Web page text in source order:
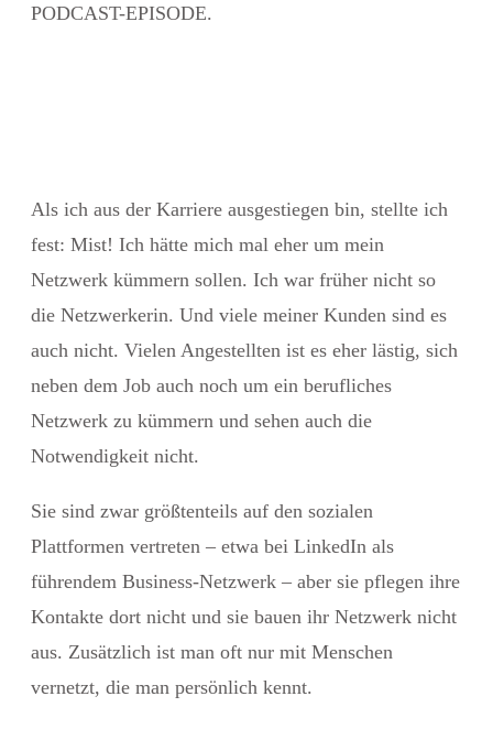
PODCAST-EPISODE.
Als ich aus der Karriere ausgestiegen bin, stellte ich
fest: Mist! Ich hätte mich mal eher um mein
Netzwerk kümmern sollen. Ich war früher nicht so
die Netzwerkerin. Und viele meiner Kunden sind es
auch nicht. Vielen Angestellten ist es eher lästig, sich
neben dem Job auch noch um ein berufliches
Netzwerk zu kümmern und sehen auch die
Notwendigkeit nicht.
Sie sind zwar größtenteils auf den sozialen
Plattformen vertreten – etwa bei LinkedIn als
führendem Business-Netzwerk – aber sie pflegen ihre
Kontakte dort nicht und sie bauen ihr Netzwerk nicht
aus. Zusätzlich ist man oft nur mit Menschen
vernetzt, die man persönlich kennt.